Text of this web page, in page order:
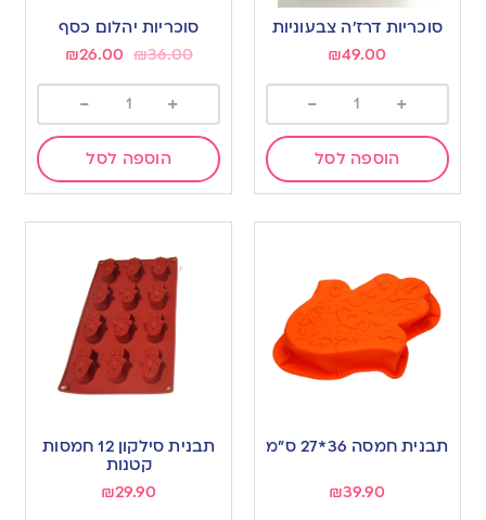
סוכריות דרז’ה צבעוניות
₪49.00
+
-
הוספה לסל
סוכריות יהלום כסף
₪36.00
₪26.00
+
-
הוספה לסל
תבנית חמסה 36*27 ס”מ
₪39.90
תבנית סילקון 12 חמסות
קטנות
₪29.90